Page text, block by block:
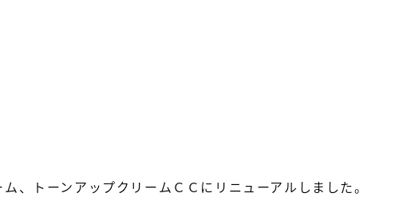
ム、トーンアップクリームＣＣにリニューアルしました。